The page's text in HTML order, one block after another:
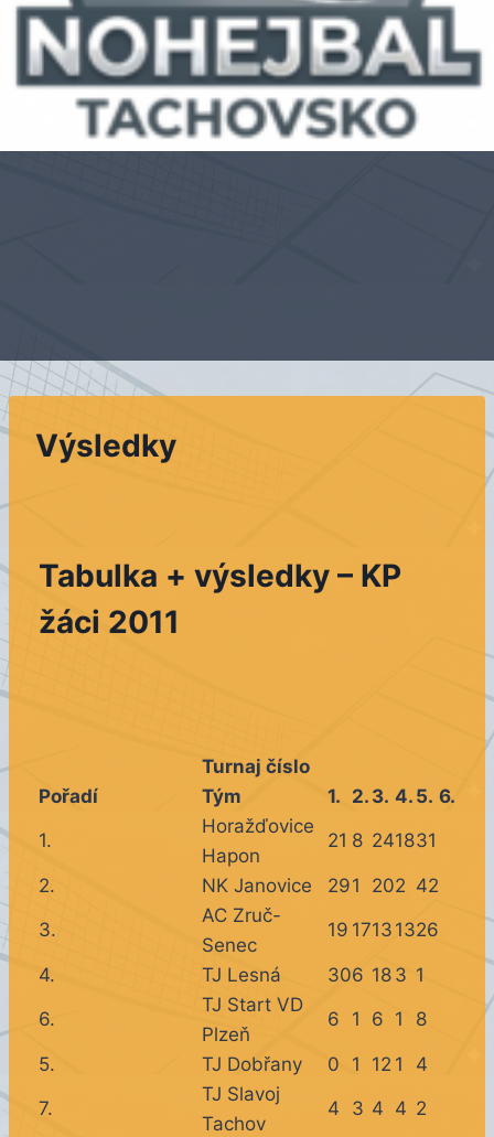
Výsledky
Tabulka + výsledky – KP
žáci 2011
Turnaj číslo
Pořadí
Tým 1. 2. 3. 4. 5. 6.
1.
Horažďovice
Hapon
21 8 241831
2. NK Janovice 291 202 42
3.
AC Zruč-
Senec
19 1713 1326
4. TJ Lesná 306 18 3 1
6.
TJ Start VD
Plzeň
6 1 6 1 8
5. TJ Dobřany 0 1 12 1
4
7.
TJ Slavoj
Tachov
4 3 4 4 2